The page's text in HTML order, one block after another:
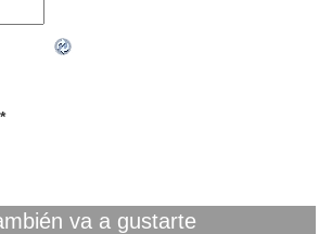
*
va a gustarte